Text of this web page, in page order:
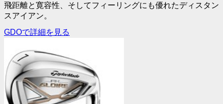
飛距離と寛容性、そしてフィーリングにも優れたディスタン
スアイアン。
GDOで詳細を見る